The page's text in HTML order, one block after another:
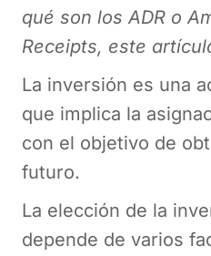
qué son los ADR o
Receipts, este
La inversión es una
que implica la
con el objetivo de
futuro.
La elección de la
depende de varios